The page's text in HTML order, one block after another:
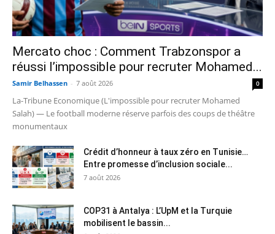
Mercato choc : Comment Trabzonspor a
réussi l’impossible pour recruter Mohamed...
Samir Belhassen - 7 août 2026 0
La-Tribune Economique (L'impossible pour recruter Mohamed
Salah) — Le football moderne réserve parfois des coups de théâtre
monumentaux
Crédit d’honneur à taux zéro en Tunisie…
Entre promesse d’inclusion sociale...
7 août 2026
COP31 à Antalya : L’UpM et la Turquie
mobilisent le bassin...